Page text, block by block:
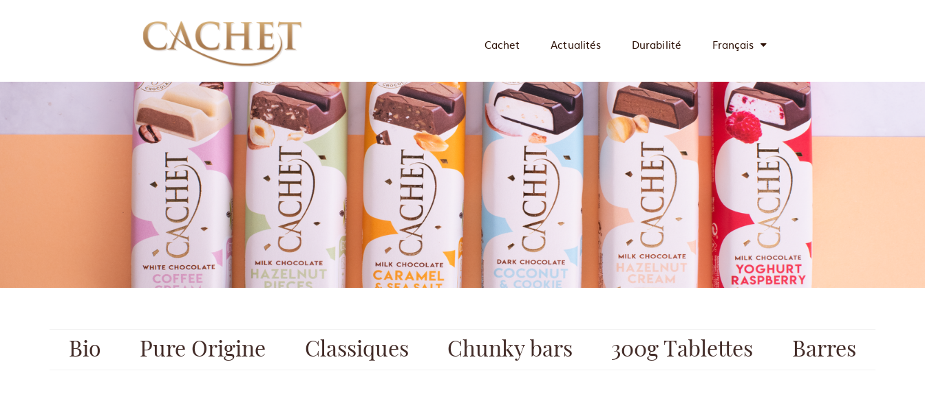
Cachet Actualités Durabilité Français
Bio Pure Origine Classiques Chunky bars 300g Tablettes Barres